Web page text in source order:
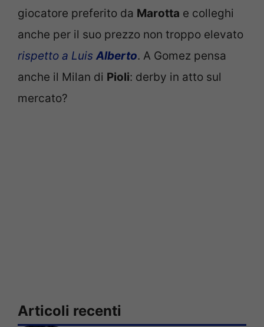
giocatore preferito da Marotta e colleghi
anche per il suo prezzo non troppo elevato
rispetto a Luis Alberto. A Gomez pensa
anche il Milan di Pioli: derby in atto sul
mercato?
Articoli recenti